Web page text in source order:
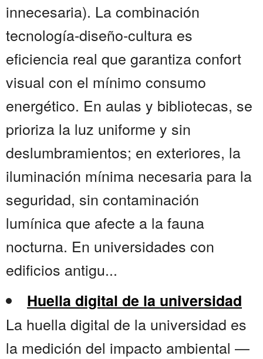
innecesaria). La combinación
tecnología-diseño-cultura es
eficiencia real que garantiza confort
visual con el mínimo consumo
energético. En aulas y bibliotecas, se
prioriza la luz uniforme y sin
deslumbramientos; en exteriores, la
iluminación mínima necesaria para la
seguridad, sin contaminación
lumínica que afecte a la fauna
nocturna. En universidades con
edificios antigu...
Huella digital de la universidad
La huella digital de la universidad es
la medición del impacto ambiental —